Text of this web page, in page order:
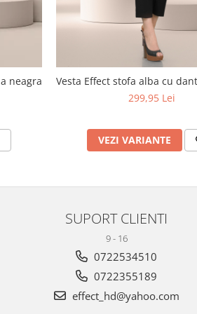
neagra
Vesta Effect stofa alba cu
299,95 Lei
VEZI VARIANTE
SUPORT CLIENTI
9 - 16
0722534510
0722355189
effect_hd@yahoo.com